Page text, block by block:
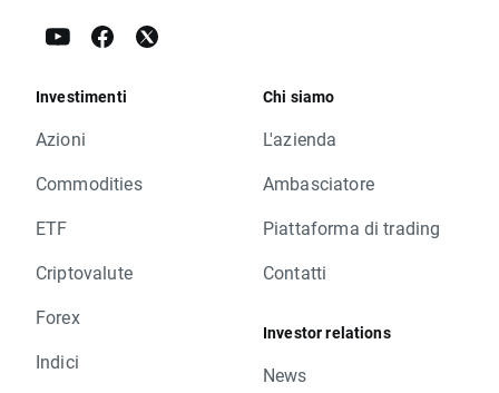
Investimenti
Azioni
Commodities
ETF
Criptovalute
Forex
Indici
Chi siamo
L'azienda
Ambasciatore
Piattaforma di trading
Contatti
Investor relations
News